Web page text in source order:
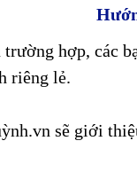
trường hợp, các
riêng lẻ.
sẽ giới